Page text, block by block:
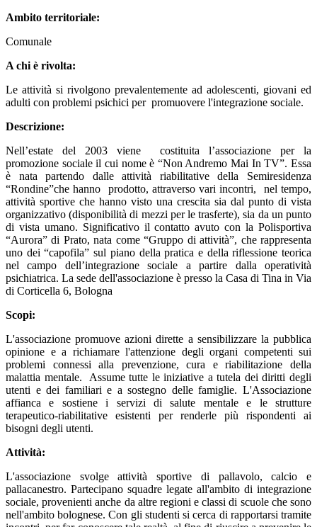
Ambito territoriale:
Comunale
A chi è rivolta:
Le attività si rivolgono prevalentemente ad adolescenti, giovani ed
adulti con problemi psichici per promuovere l'integrazione sociale.
Descrizione:
Nell’estate del 2003 viene costituita l’associazione per la
promozione sociale il cui nome è “Non Andremo Mai In TV”. Essa
è nata partendo dalle attività riabilitative della Semiresidenza
“Rondine”che hanno prodotto, attraverso vari incontri, nel tempo,
attività sportive che hanno visto una crescita sia dal punto di vista
organizzativo (disponibilità di mezzi per le trasferte), sia da un punto
di vista umano. Significativo il contatto avuto con la Polisportiva
“Aurora” di Prato, nata come “Gruppo di attività”, che rappresenta
uno dei “capofila” sul piano della pratica e della riflessione teorica
nel campo dell’integrazione sociale a partire dalla operatività
psichiatrica. La sede dell'associazione è presso la Casa di Tina in Via
di Corticella 6, Bologna
Scopi:
L'associazione promuove azioni dirette a sensibilizzare la pubblica
opinione e a richiamare l'attenzione degli organi competenti sui
problemi connessi alla prevenzione, cura e riabilitazione della
malattia mentale. Assume tutte le iniziative a tutela dei diritti degli
utenti e dei familiari e a sostegno delle famiglie. L'Associazione
affianca e sostiene i servizi di salute mentale e le strutture
terapeutico-riabilitative esistenti per renderle più rispondenti ai
bisogni degli utenti.
Attività:
L'associazione svolge attività sportive di pallavolo, calcio e
pallacanestro. Partecipano squadre legate all'ambito di integrazione
sociale, provenienti anche da altre regioni e classi di scuole che sono
nell'ambito bolognese. Con gli studenti si cerca di rapportarsi tramite